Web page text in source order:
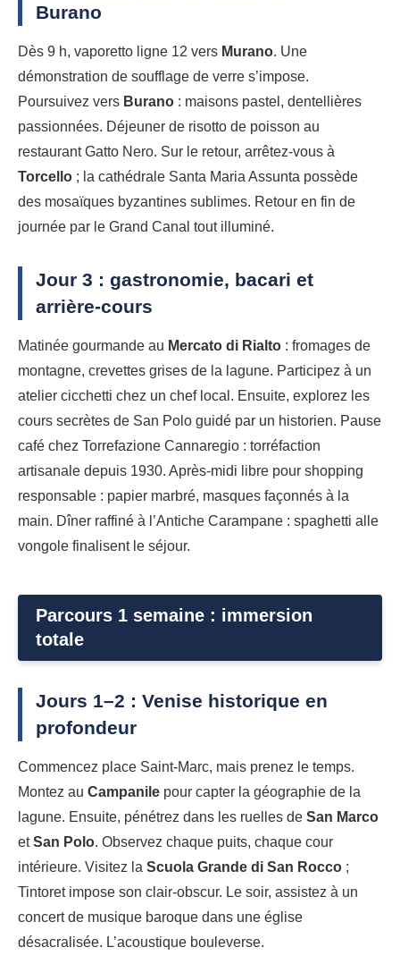
Burano
Dès 9 h, vaporetto ligne 12 vers Murano. Une
démonstration de soufflage de verre s’impose.
Poursuivez vers Burano : maisons pastel, dentellières
passionnées. Déjeuner de risotto de poisson au
restaurant Gatto Nero. Sur le retour, arrêtez-vous à
Torcello ; la cathédrale Santa Maria Assunta possède
des mosaïques byzantines sublimes. Retour en fin de
journée par le Grand Canal tout illuminé.
Jour 3 : gastronomie, bacari et
arrière-cours
Matinée gourmande au Mercato di Rialto : fromages de
montagne, crevettes grises de la lagune. Participez à un
atelier cicchetti chez un chef local. Ensuite, explorez les
cours secrètes de San Polo guidé par un historien. Pause
café chez Torrefazione Cannaregio : torréfaction
artisanale depuis 1930. Après-midi libre pour shopping
responsable : papier marbré, masques façonnés à la
main. Dîner raffiné à l’Antiche Carampane : spaghetti alle
vongole finalisent le séjour.
Parcours 1 semaine : immersion
totale
Jours 1–2 : Venise historique en
profondeur
Commencez place Saint-Marc, mais prenez le temps.
Montez au Campanile pour capter la géographie de la
lagune. Ensuite, pénétrez dans les ruelles de San Marco
etSan Polo. Observez chaque puits, chaque cour
intérieure. Visitez la Scuola Grande di San Rocco ;
Tintoret impose son clair-obscur. Le soir, assistez à un
concert de musique baroque dans une église
désacralisée. L’acoustique bouleverse.